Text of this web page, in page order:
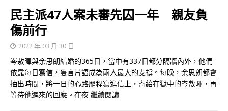
民主派47人案未審先囚一年 親友負
傷前行
2022 年 03 月 30 日
岑敖暉與余思朗結婚的365日，當中有337日都分隔牆內外，他們
依靠每日寫信，隻言片語成為兩人最大的支撐。每晚，余思朗都會
抽出時間，將一日的心路歷程寫進信上，寄給在獄中的岑敖暉，再
等待他遲來的回應。在夜 繼續閱讀